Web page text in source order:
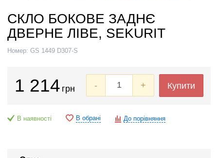
СКЛО БОКОВЕ ЗАДНЄ
ДВЕРНЕ ЛІВЕ, SEKURIT
Номер: GS 1449 D307-S
1 214 грн - + Купити
В наявності В обрані До порівняння